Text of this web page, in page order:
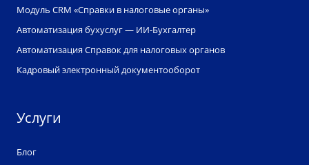
Модуль CRM «Справки в налоговые органы»
Автоматизация бухуслуг — ИИ-Бухгалтер
Автоматизация Справок для налоговых органов
Кадровый электронный документооборот
Услуги
Блог